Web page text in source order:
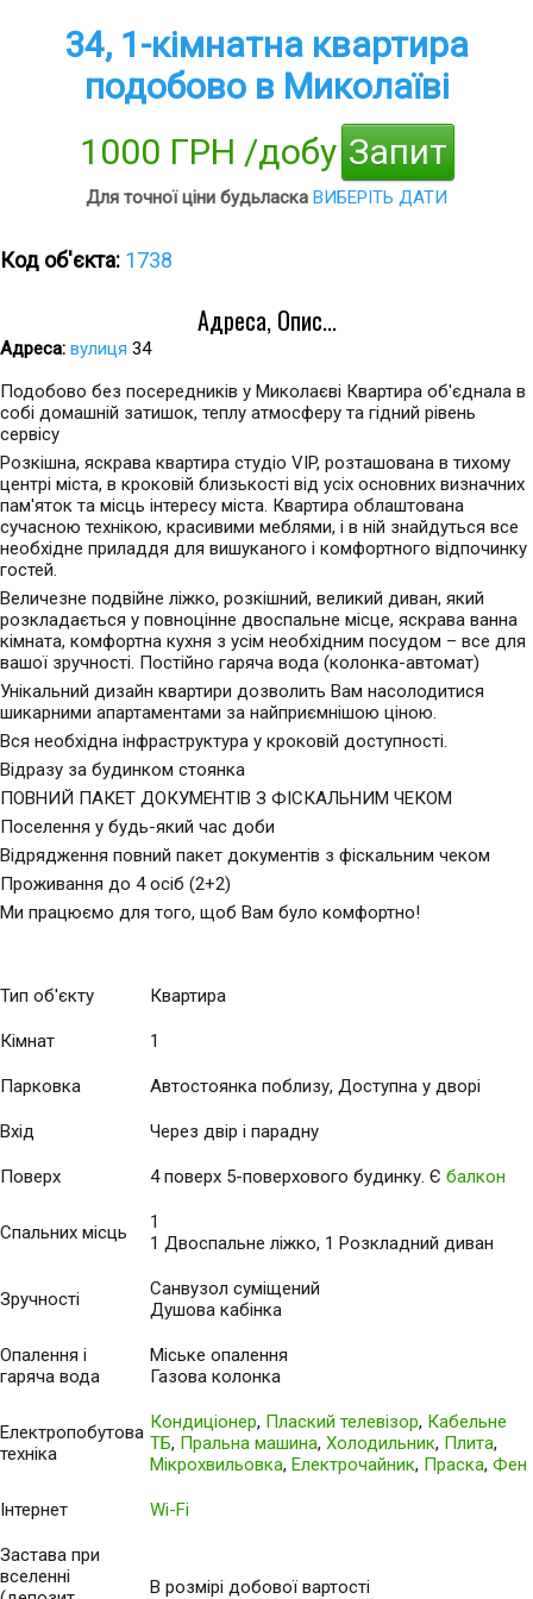
34, 1-кімнатна квартира
подобово в Миколаїві
1000 ГРН /добу Запит
Для точної ціни будьласка ВИБЕРІТЬ ДАТИ
Код об'єкта: 1738
Адреса, Опис...
Адреса: вулиця 34
Подобово без посередників у Миколаєві Квартира об'єднала в
собі домашній затишок, теплу атмосферу та гідний рівень
сервісу
Розкішна, яскрава квартира студіо VIP, розташована в тихому
центрі міста, в кроковій близькості від усіх основних визначних
пам'яток та місць інтересу міста. Квартира облаштована
сучасною технікою, красивими меблями, і в ній знайдуться все
необхідне приладдя для вишуканого і комфортного відпочинку
гостей.
Величезне подвійне ліжко, розкішний, великий диван, який
розкладається у повноцінне двоспальне місце, яскрава ванна
кімната, комфортна кухня з усім необхідним посудом – все для
вашої зручності. Постійно гаряча вода (колонка-автомат)
Унікальний дизайн квартири дозволить Вам насолодитися
шикарними апартаментами за найприємнішою ціною.
Вся необхідна інфраструктура у кроковій доступності.
Відразу за будинком стоянка
ПОВНИЙ ПАКЕТ ДОКУМЕНТІВ З ФІСКАЛЬНИМ ЧЕКОМ
Поселення у будь-який час доби
Відрядження повний пакет документів з фіскальним чеком
Проживання до 4 осіб (2+2)
Ми працюємо для того, щоб Вам було комфортно!
Тип об'єкту Квартира
Кімнат 1
Парковка Автостоянка поблизу, Доступна у дворі
Вхід Через двір і парадну
Поверх 4 поверх 5-поверхового будинку. Є балкон
Спальних місць
1
1 Двоспальне ліжко, 1 Розкладний диван
Зручності
Санвузол суміщений
Душова кабінка
Опалення і
гаряча вода
Міське опалення
Газова колонка
Електропобутова
техніка
Кондиціонер, Плаский телевізор, Кабельне
ТБ, Пральна машина, Холодильник, Плита,
Мікрохвильовка, Електрочайник, Праска, Фен
Інтернет Wi-Fi
Застава при
вселенні
В розмірі добової вартості